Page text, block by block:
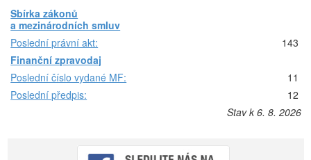
Sbírka zákonů
a mezinárodních smluv
Poslední právní akt:
143
Finanční zpravodaj
Poslední číslo vydané MF:
11
Poslední předpis:
12
Stav k 6. 8. 2026